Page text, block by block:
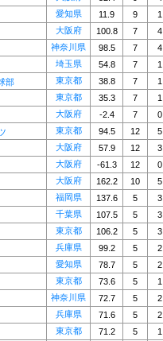
愛知県 11.9 9 1
大阪府 100.8 7 4
神奈川県 98.5 7 4
埼玉県 54.8 7 1
部 東京都 38.8 7 1
東京都 35.3 7 1
大阪府 -2.4 7 0
東京都 94.5 12 5
大阪府 57.9 12 3
大阪府 -61.3 12 0
大阪府 162.2 10 5
福岡県 137.6 5 3
千葉県 107.5 5 3
東京都 106.2 5 3
兵庫県 99.2 5 2
愛知県 78.7 5 2
東京都 73.6 5 1
神奈川県 72.7 5 2
兵庫県 71.6 5 2
東京都 71.2 5 1